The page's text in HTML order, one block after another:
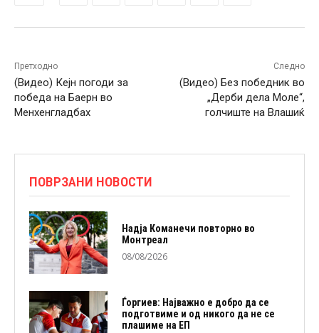
Претходно
(Видео) Кејн погоди за
победа на Баерн во
Менхенгладбах
Следно
(Видео) Без победник во
„Дерби дела Моле“,
голчиште на Влашиќ
ПОВРЗАНИ НОВОСТИ
Надја Команечи повторно во
Монтреал
08/08/2026
Ѓоргиев: Најважно е добро да се
подготвиме и од никого да не се
плашиме на ЕП